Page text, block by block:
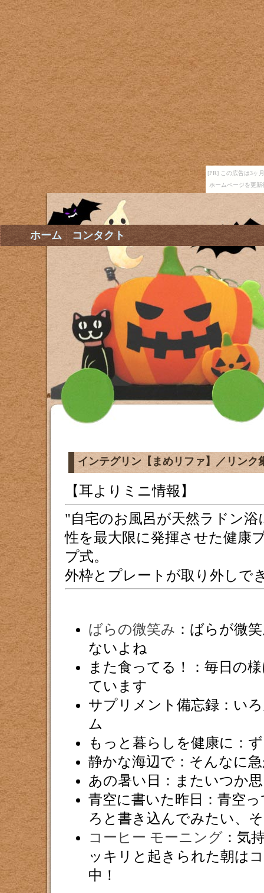
[PR] この広告は3ヶ
ホームページを更
インテグリン【まめリファ】／リンク
【耳よりミニ情報】
自宅のお風呂が天然ラドン
性を最大限に発揮させた健康
プ式。
外枠とプレートが取り外しで
ばらの微笑み ：ばらが微
ないよね
また食ってる！：毎日の
ています
サプリメント備忘録：い
ム
もっと暮らしを健康に：
静かな海辺で：そんなに
あの暑い日：またいつか
青空に書いた昨日：青空
ろと書き込んでみたい、
コーヒー モーニング ：気
ッキリと起きられた朝は
中！
ホーム コンタクト